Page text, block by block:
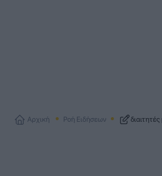
Αρχική Ροή Ειδήσεων